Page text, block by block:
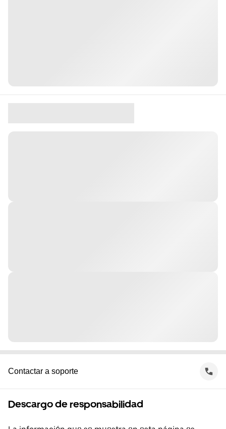
Contactar a soporte
Descargo de responsabilidad